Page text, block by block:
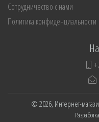
Сотрудничество с нами
Политика конфиденциальности
© 2026, Интернет-